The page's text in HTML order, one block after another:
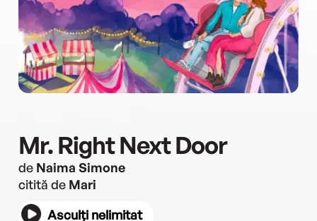
Mr. Right Next Door
de Naima Simone
citită de Mari
Asculți nelimitat